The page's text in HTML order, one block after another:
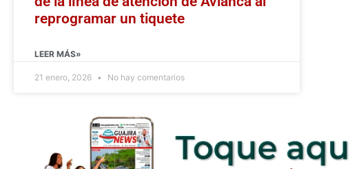
reprogramar un tiquete
LEER MÁS»
21 enero, 2026 No hay comentarios